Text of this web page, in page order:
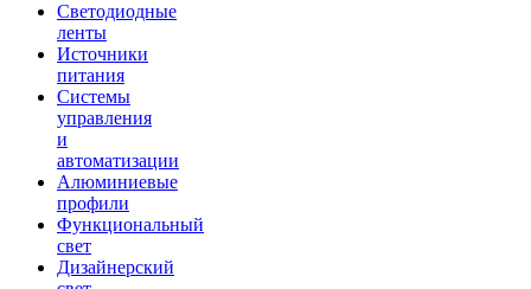
Светодиодные
ленты
Источники
питания
Системы
управления
и
автоматизации
Алюминиевые
профили
Функциональный
свет
Дизайнерский